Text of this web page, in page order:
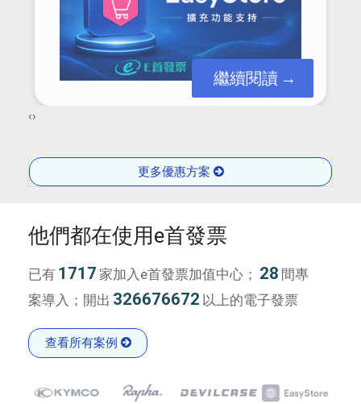
繼續閱讀
‹›
更多優惠方案
他們都在使用e首發票
已有 1717 家加入e首發票加值中心； 28 間專
案導入；開出 326676672 以上的電子發票
查看所有案例